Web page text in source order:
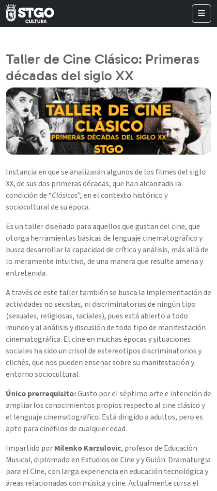
Taller de Cine Clásico: Primeras
décadas del siglo XX
Instancia en que se analizarán algunos de los filmes del siglo
XX, de sus dos primeras décadas, que han alcanzado la
condición de “Clásicos”, en el contexto histórico y
sociocultural de su época.
Es un taller diseñado para aquellos que gustan del cine, que
otorga herramientas básicas de lenguaje cinematográfico y
busca desarrollar la capacidad de crítica y análisis, más allá de
lo meramente intuitivo, de una manera que resulte amena y
entretenida.
A través de este taller también se busca la implementación de
actividades no sexistas, ni discriminatorias de ningún tipo
(sexuales, religiosas, raciales), pues está abierto a todo
mundo y al análisis y discusión de todo tipo de manifestación
cinematográfica. El cine en muchas épocas y situaciones
sociales ha sido un crisol de estereotipos discriminatorios y
clichés, que nos pueden enseñar sobre su manifestación y
entorno sociocultural.
Único prerrequisito:Gusto por el séptimo arte e intención de
ampliar los conocimientos propios respecto al cine clásico y
el lenguaje cinematográfico. Está dirigido a adultos, pero es
apto para cinéfilos de cualquier edad.
Impartido porMilenko Karzulovic, profesor de Educación
Musical, diplomado en Estudios de Cine y y Guión: Dramaturgia
para el Cine, con larga experiencia en educación tecnológica y
áreas relacionadas con música y cine. Actualmente cursa el